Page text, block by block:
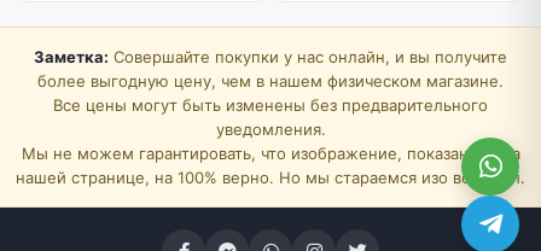
Заметка: Совершайте покупки у нас онлайн, и вы получите
более выгодную цену, чем в нашем физическом магазине.
Все цены могут быть изменены без предварительного
уведомления.
Мы не можем гарантировать, что изображение, показанное на
нашей странице, на 100% верно. Но мы стараемся изо всех сил.